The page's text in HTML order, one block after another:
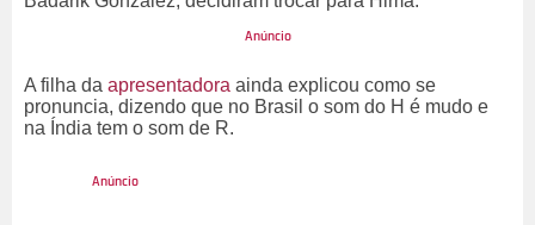
A filha da apresentadora ainda explicou como se
pronuncia, dizendo que no Brasil o som do H é mudo e
na Índia tem o som de R.